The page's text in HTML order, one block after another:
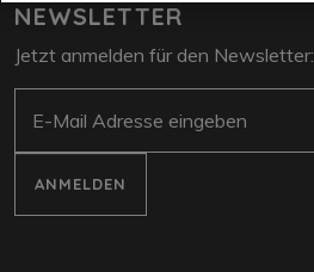
NEWSLETTER
Jetzt anmelden für den Newsletter:
ANMELDEN